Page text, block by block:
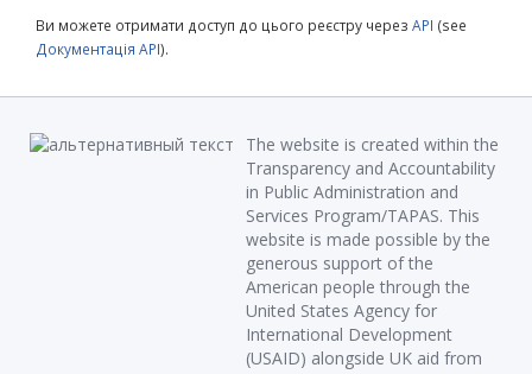
Ви можете отримати доступ до цього реєстру через API (see
Документація API).
The website is created within the
Transparency and Accountability
in Public Administration and
Services Program/TAPAS. This
website is made possible by the
generous support of the
American people through the
United States Agency for
International Development
(USAID) alongside UK aid from